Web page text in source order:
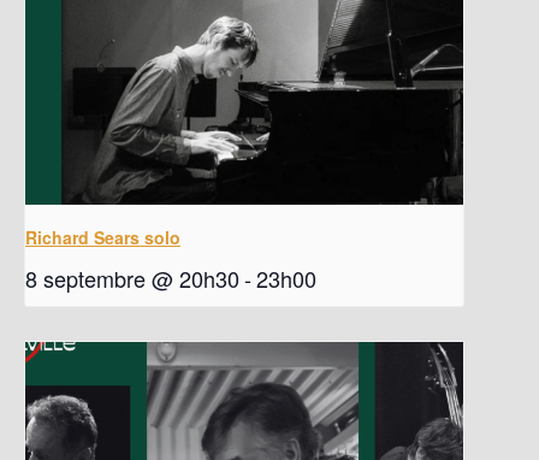
Richard Sears solo
8 septembre @ 20h30-23h00